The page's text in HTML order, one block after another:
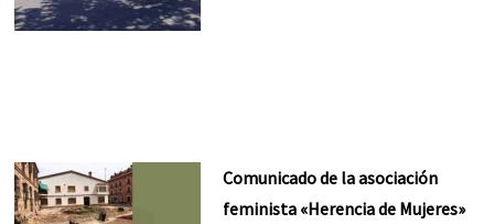
Comunicado de la asociación
feminista «Herencia de Mujeres»